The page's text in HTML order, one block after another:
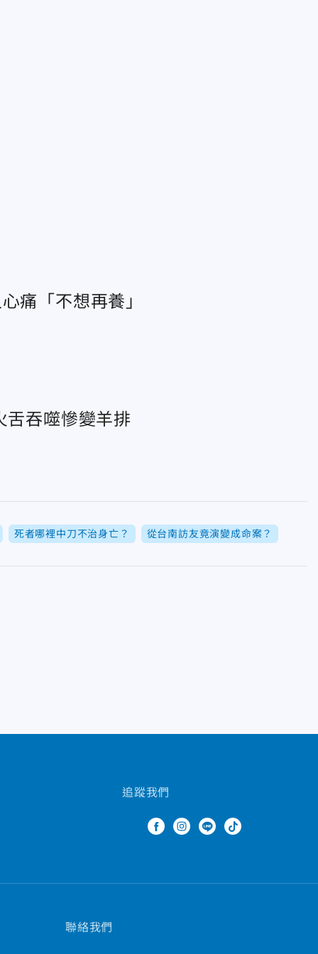
痛「不想再養」
吞噬慘變羊排
死者哪裡中刀不治身亡？ 從台南訪友竟演變成命案？
追蹤我們
聯絡我們